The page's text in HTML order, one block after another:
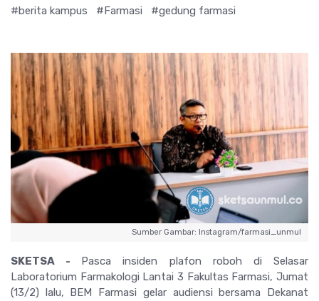
#berita kampus #Farmasi #gedung farmasi
Sumber Gambar: Instagram/farmasi_unmul
SKETSA - Pasca insiden plafon roboh di Selasar
Laboratorium Farmakologi Lantai 3 Fakultas Farmasi, Jumat
(13/2) lalu, BEM Farmasi gelar audiensi bersama Dekanat